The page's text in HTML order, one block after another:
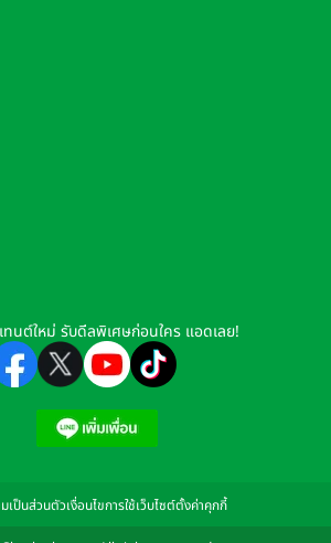
นต์ใหม่ รับดีลพิเศษก่อนใคร แอดเลย!
เป็นส่วนตัวเงื่อนไขการใช้เว็บไซต์ตั้งค่าคุกกี้